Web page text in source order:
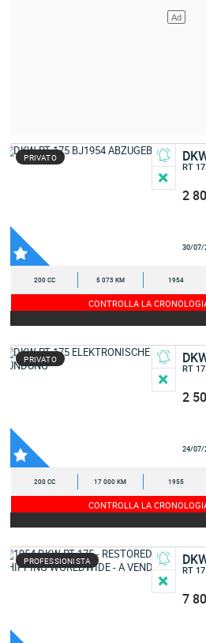
PRIVATO
RT
2
30/07/
200 CC 5 073 KM 1954
CONTROLLA LA
PRIVATO
RT
2
24/07/
200 CC 17 000 KM 1955
CONTROLLA LA
PROFESSIONISTA
RT
7